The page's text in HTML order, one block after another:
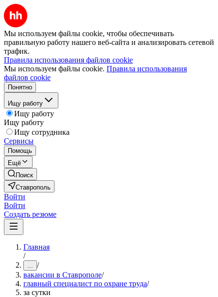
Мы используем файлы cookie, чтобы обеспечивать
правильную работу нашего веб-сайта и анализировать сетевой
трафик.
Правила использования файлов cookie
Мы используем файлы cookie. Правила использования
файлов cookie
Понятно
Ищу работу
Ищу работу
Ищу работу
Ищу сотрудника
Сервисы
Помощь
Ещё
Поиск
Ставрополь
Войти
Войти
Создать резюме
Главная
/
... /
вакансии в Ставрополе/
главный специалист по охране труда/
за сутки